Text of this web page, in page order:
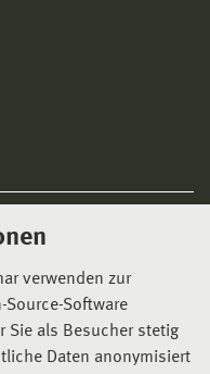
verwenden zur
Software
Sie als Besucher stetig
Daten anonymisiert